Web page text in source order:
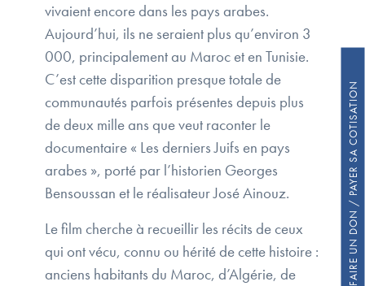
FAIRE UN DON / PAYER SA COTISATION
vivaient encore dans les pays arabes.
Aujourd’hui, ils ne seraient plus qu’environ 3
000, principalement au Maroc et en Tunisie.
C’est cette disparition presque totale de
communautés parfois présentes depuis plus
de deux mille ans que veut raconter le
documentaire « Les derniers Juifs en pays
arabes », porté par l’historien Georges
Bensoussan et le réalisateur José Ainouz.
Le film cherche à recueillir les récits de ceux
qui ont vécu, connu ou hérité de cette histoire :
anciens habitants du Maroc, d’Algérie, de